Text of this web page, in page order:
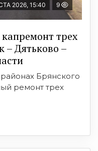
2026, 15:40 9
трех
– Дятьково –
Брянского
ремонт трех